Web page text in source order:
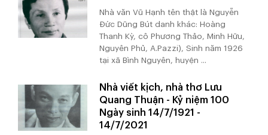
Nhà văn Vũ Hạnh tên thật là Nguyễn
Đức Dũng Bút danh khác: Hoàng
Thanh Kỳ, cô Phương Thảo, Minh Hữu,
Nguyên Phủ, A.Pazzi), Sinh năm 1926
tại xã Bình Nguyên, huyện ...
Nhà viết kịch, nhà thơ Lưu
Quang Thuận - Kỷ niệm 100
Ngày sinh 14/7/1921 -
14/7/2021